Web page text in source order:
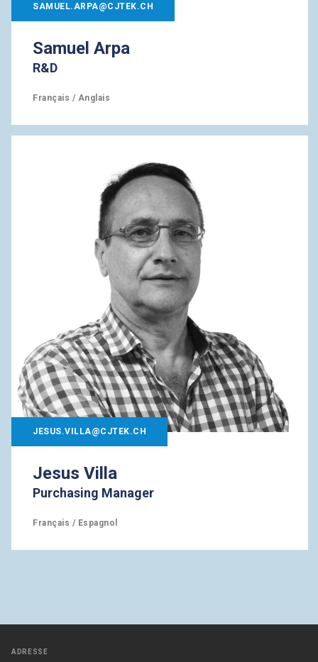
SAMUEL.ARPA@CJTEK.CH
Samuel Arpa
R&D
Français / Anglais
JESUS.VILLA@CJTEK.CH
Jesus Villa
Purchasing Manager
Français / Espagnol
ADRESSE